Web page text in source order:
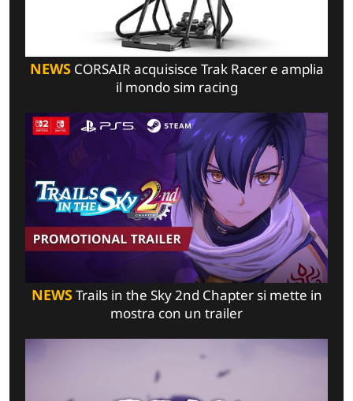
NEWSCORSAIR acquisisce Trak Racer e amplia
il mondo sim racing
NEWSTrails in the Sky 2nd Chapter si mette in
mostra con un trailer